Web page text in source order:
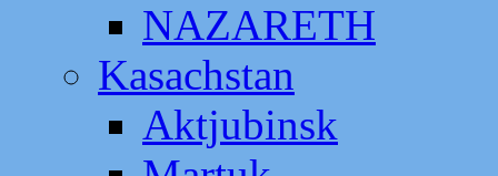
NAZARETH
Kasachstan
Aktjubinsk